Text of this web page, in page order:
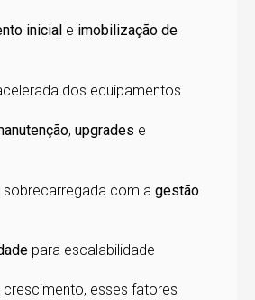
inicial e imobilização de
dos equipamentos
,upgrades e
sobrecarregada com agestão
para escalabilidade
crescimento, esses fatores